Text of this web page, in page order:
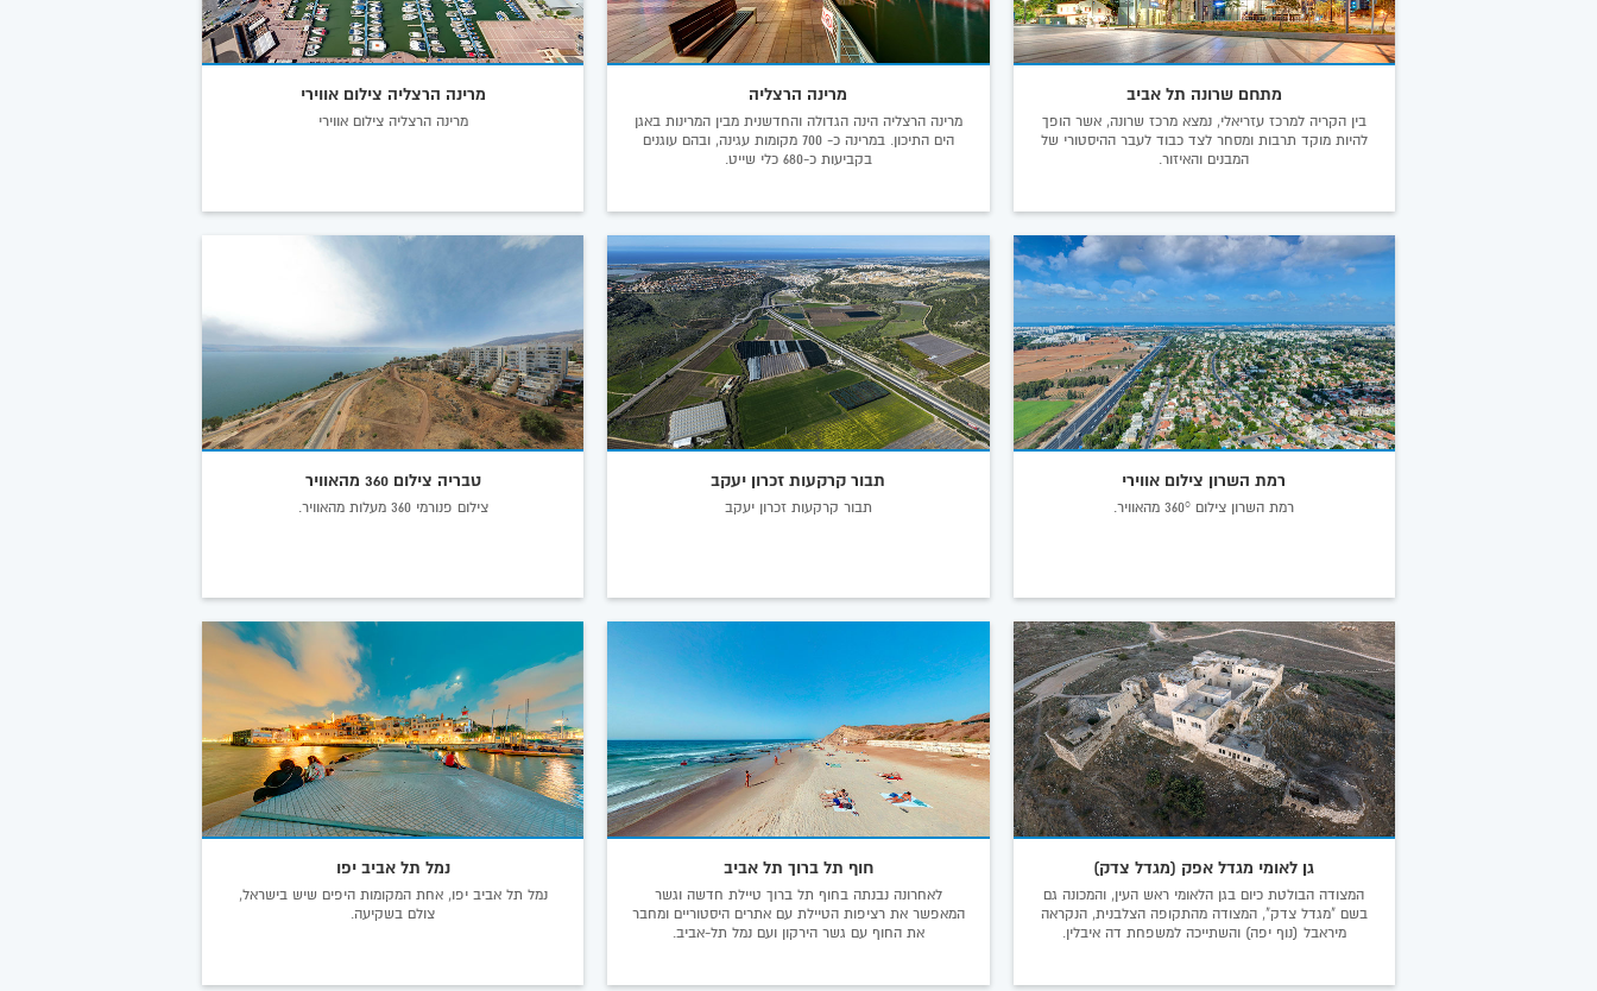
מתחם שרונה תל אביב
בין הקריה למרכז עזריאלי, נמצא מרכז שרונה, אשר הופך
להיות מוקד תרבות ומסחר לצד כבוד לעבר ההיסטורי של
המבנים והאיזור.
מרינה הרצליה
מרינה הרצליה הינה הגדולה והחדשנית מבין המרינות באגן
הים התיכון. במרינה כ- 700 מקומות עגינה, ובהם עוגנים
בקביעות כ-680 כלי שייט.
מרינה הרצליה צילום אווירי
מרינה הרצליה צילום אווירי
רמת השרון צילום אווירי
רמת השרון צילום 360° מהאוויר.
תבור קרקעות זכרון יעקב
תבור קרקעות זכרון יעקב
טבריה צילום 360 מהאוויר
צילום פנורמי 360 מעלות מהאוויר.
גן לאומי מגדל אפק (מגדל צדק)
המצודה הבולטת כיום בגן הלאומי ראש העין, והמכונה גם
בשם "מגדל צדק", המצודה מהתקופה הצלבנית, הנקראה
מיראבל (נוף יפה) והשתייכה למשפחת דה איבלין.
חוף תל ברוך תל אביב
לאחרונה נבנתה בחוף תל ברוך טיילת חדשה וגשר
המאפשר את רציפות הטיילת עם אתרים היסטוריים ומחבר
את החוף עם גשר הירקון ועם נמל תל-אביב.
נמל תל אביב יפו
נמל תל אביב יפו, אחת המקומות היפים שיש בישראל,
צולם בשקיעה.